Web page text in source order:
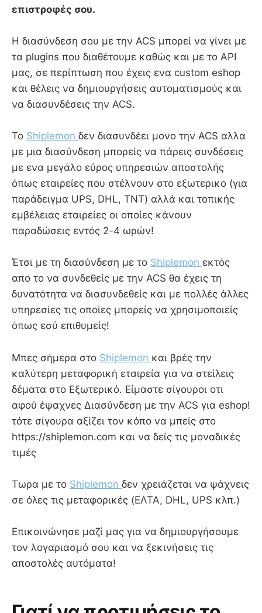
επιστροφές σου.
Η διασύνδεση σου με την ACS μπορεί να γίνει με
τα plugins που διαθέτουμε καθώς και με το API
μας, σε περίπτωση που έχεις ενα custom eshop
και θέλεις να δημιουργήσεις αυτοματισμούς και
να διασυνδέσεις την ACS.
Το Shiplemon δεν διασυνδέει μονο την ACS αλλα
με μια διασύνδεση μπορείς να πάρεις συνδέσεις
με ενα μεγάλο εύρος υπηρεσιών αποστολής
όπως εταιρείες που στέλνουν στο εξωτερικο (για
παράδειγμα UPS, DHL, TNT) αλλά και τοπικής
εμβέλειας εταιρείες οι οποίες κάνουν
παραδώσεις εντός 2-4 ωρών!
Έτσι με τη διασύνδεση με το Shiplemon εκτός
απο το να συνδεθείς με την ACS θα έχεις τη
δυνατότητα να διασυνδεθείς και με πολλές άλλες
υπηρεσίες τις οποίες μπορείς να χρησιμοποιείς
όπως εσύ επιθυμείς!
Mπες σήμερα στο Shiplemon και βρές την
καλύτερη μεταφορική εταιρεία για να στείλεις
δέματα στο Εξωτερικό. Είμαστε σίγουροι οτι
αφού έψαχνες Διασύνδεση με την ACS για eshop!
τότε σίγουρα αξίζει τον κόπο να μπείς στο
https://shiplemon.com και να δείς τις μοναδικές
τιμές
Τωρα με το Shiplemon δεν χρειάζεται να ψάχνεις
σε όλες τις μεταφορικές (ΕΛΤΑ, DHL, UPS κλπ.)
Επικοινώνησε μαζί μας για να δημιουργήσουμε
τον λογαριασμό σου και να ξεκινήσεις τις
αποστολές αυτόματα!